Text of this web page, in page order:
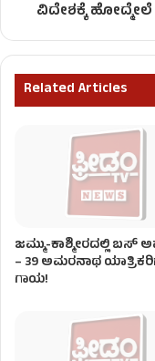
ವಿದೇಶಕ್ಕೆ
Related Articles
ಜಮ್ಮು-ಕಾಶ್ಮೀರದಲ್ಲಿ ಬಸ್
– 39 ಅಮರನಾಥ
ಗಾಯ!